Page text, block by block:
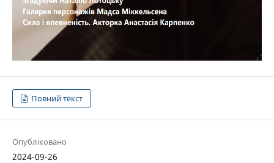
Повний текст
Опубліковано
2024-09-26